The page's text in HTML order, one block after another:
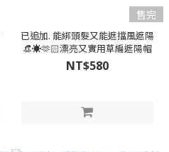
售完
已追加. 能綁頭髮又能遮擋風遮陽
👒☀️🫶🏻漂亮又實用草編遮陽帽
NT$580